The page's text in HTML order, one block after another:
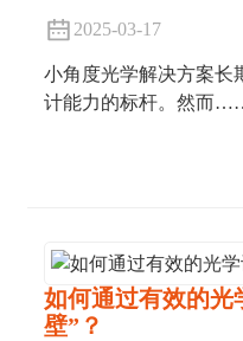
2025-03-17
小角度光学解决方案长
计能力的标杆。然而
如何通过有效的光
壁”？